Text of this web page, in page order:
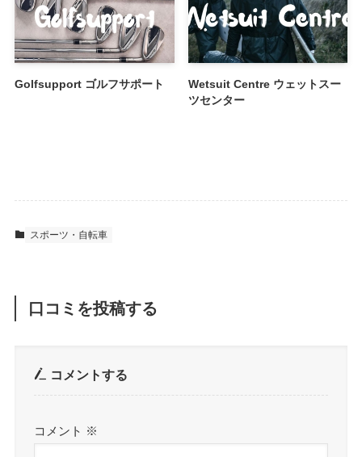
Golfsupport ゴルフサポート
Wetsuit Centre ウェットスー
ツセンター
スポーツ・自転車
口コミを投稿する
コメントする
コメント ※